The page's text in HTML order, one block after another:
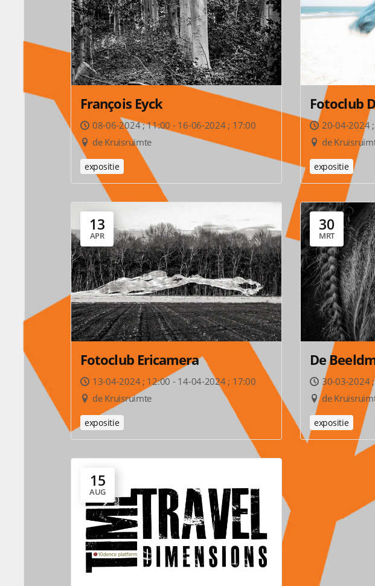
François Eyck
08-06-2024 ; 11:00 - 16-06-2024 ; 17:00
de Kruisruimte
expositie
Fotoclub
20-04-2024
de
expositie
13
APR
Fotoclub Ericamera
13-04-2024 ; 12:00 - 14-04-2024 ; 17:00
de Kruisruimte
expositie
30
MRT
De
30-03-2024
de
expositie
15
AUG